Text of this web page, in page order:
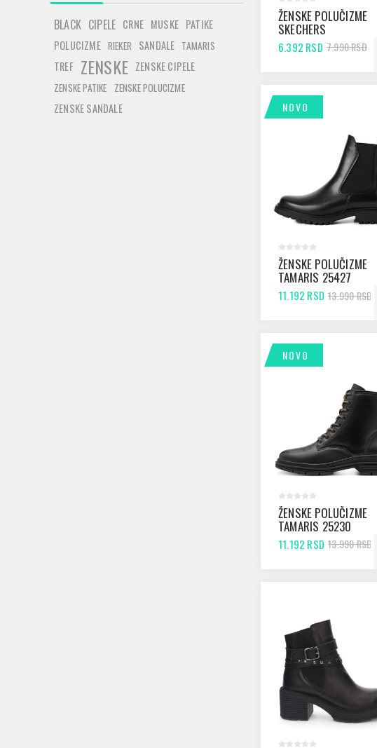
ŽENSKE POLUČIZME
SKECHERS
KEEPSAKES - SNOW
BIRD BLACK
6.392 RSD 7.990 RSD
NOVO
ŽENSKE POLUČIZME
TAMARIS 25427
BLACK
11.192 RSD 13.990 RSD
NOVO
ŽENSKE POLUČIZME
TAMARIS 25230
BLACK
11.192 RSD 13.990 RSD
BLACK CIPELE CRNE MUSKE PATIKE
POLUCIZME RIEKER SANDALE TAMARIS
TREF ZENSKE ZENSKE CIPELE
ZENSKE PATIKE ZENSKE POLUCIZME
ZENSKE SANDALE